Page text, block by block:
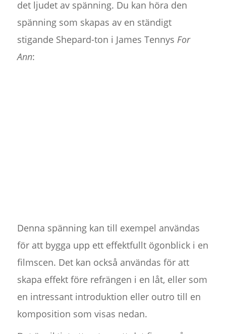
det ljudet av spänning. Du kan höra den
spänning som skapas av en ständigt
stigande Shepard-ton i James Tennys For
Ann:
Denna spänning kan till exempel användas
för att bygga upp ett effektfullt ögonblick i en
filmscen. Det kan också användas för att
skapa effekt före refrängen i en låt, eller som
en intressant introduktion eller outro till en
komposition som visas nedan.